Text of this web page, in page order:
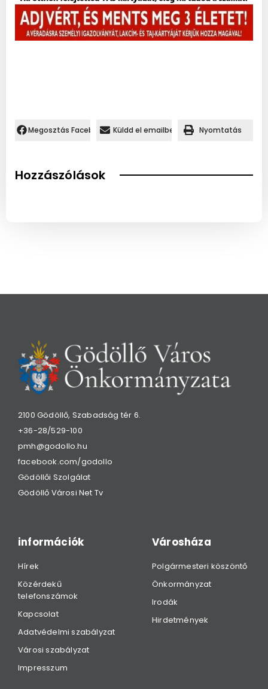
Megosztás Facebookon.Küldd el emailben Nyomtatás
Hozzászólások
2100 Gödöllő, Szabadság tér 6.
+36-28/529-100
pmh@godollo.hu
facebook.com/godollo
Gödöllői Szolgálat
Gödöllő Városi Net Tv
információk
Hírek
Közérdekű
telefonszámok
Kapcsolat
Adatvédelmi szabályzat
Városi szabályzat
Impresszum
Városháza
Polgármesteri köszöntő
Önkormányzat
Irodák
Hirdetmények